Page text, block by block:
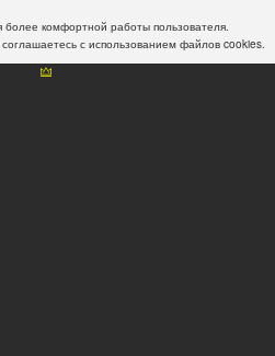
комфортной работы пользователя.
с использованием файлов cookies.